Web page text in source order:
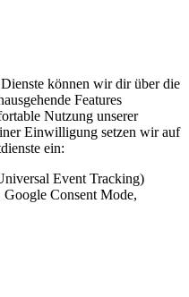
können wir dir über die
Features
Nutzung unserer
Einwilligung setzen wir auf
ein:
Event Tracking)
Consent Mode,